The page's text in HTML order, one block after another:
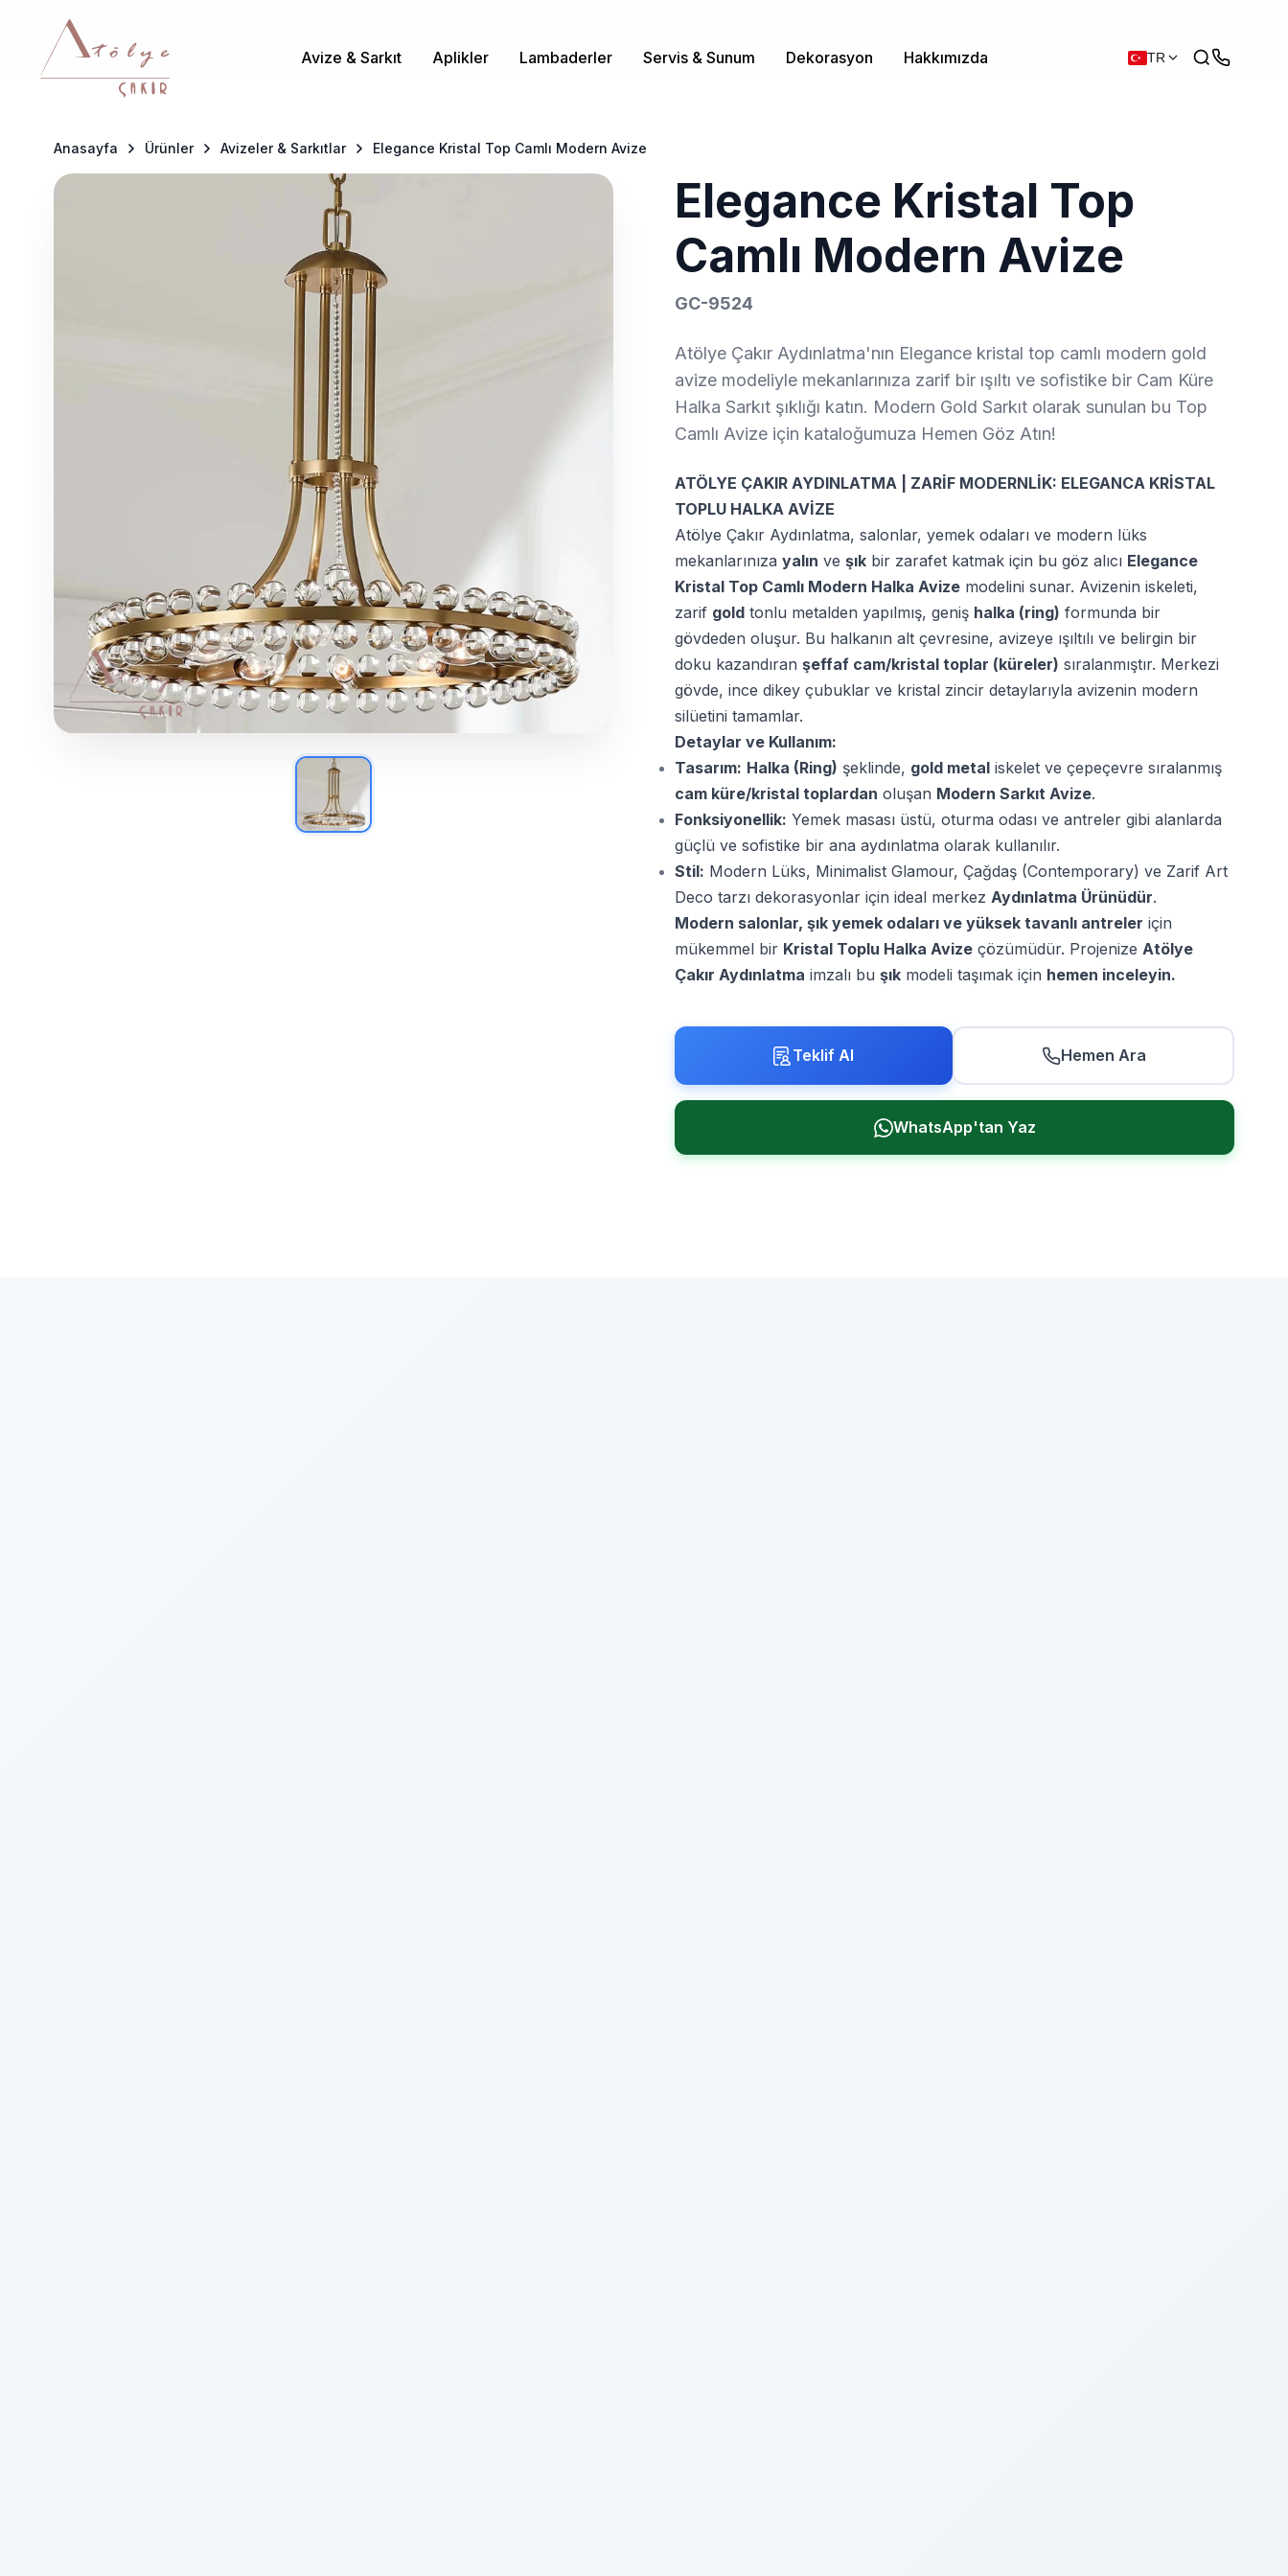
Avize & Sarkıt Aplikler Lambaderler Servis & Sunum Dekorasyon Hakkımızda TR
Anasayfa Ürünler Avizeler & Sarkıtlar Elegance Kristal Top Camlı Modern Avize
Elegance Kristal Top
Camlı Modern Avize
GC-9524
Atölye Çakır Aydınlatma'nın Elegance kristal top camlı modern gold
avize modeliyle mekanlarınıza zarif bir ışıltı ve sofistike bir Cam Küre
Halka Sarkıt şıklığı katın. Modern Gold Sarkıt olarak sunulan bu Top
Camlı Avize için kataloğumuza Hemen Göz Atın!
ATÖLYE ÇAKIR AYDINLATMA | ZARİF MODERNLİK: ELEGANCA KRİSTAL
TOPLU HALKA AVİZE
Atölye Çakır Aydınlatma, salonlar, yemek odaları ve modern lüks
mekanlarınıza yalın ve şık bir zarafet katmak için bu göz alıcı Elegance
Kristal Top Camlı Modern Halka Avize modelini sunar. Avizenin iskeleti,
zarif gold tonlu metalden yapılmış, geniş halka (ring) formunda bir
gövdeden oluşur. Bu halkanın alt çevresine, avizeye ışıltılı ve belirgin bir
doku kazandıran şeffaf cam/kristal toplar (küreler) sıralanmıştır. Merkezi
gövde, ince dikey çubuklar ve kristal zincir detaylarıyla avizenin modern
silüetini tamamlar.
Detaylar ve Kullanım:
Tasarım: Halka (Ring) şeklinde, gold metal iskelet ve çepeçevre sıralanmış
cam küre/kristal toplardan oluşan Modern Sarkıt Avize.
Fonksiyonellik: Yemek masası üstü, oturma odası ve antreler gibi alanlarda
güçlü ve sofistike bir ana aydınlatma olarak kullanılır.
Stil: Modern Lüks, Minimalist Glamour, Çağdaş (Contemporary) ve Zarif Art
Deco tarzı dekorasyonlar için ideal merkez Aydınlatma Ürünüdür.
Modern salonlar, şık yemek odaları ve yüksek tavanlı antreler için
mükemmel bir Kristal Toplu Halka Avize çözümüdür. Projenize Atölye
Çakır Aydınlatma imzalı bu şık modeli taşımak için hemen inceleyin.
Teklif Al Hemen Ara
WhatsApp'tan Yaz